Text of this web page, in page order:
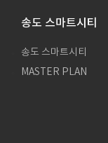
송도 스마트시티
송도 스마트시티
MASTER PLAN